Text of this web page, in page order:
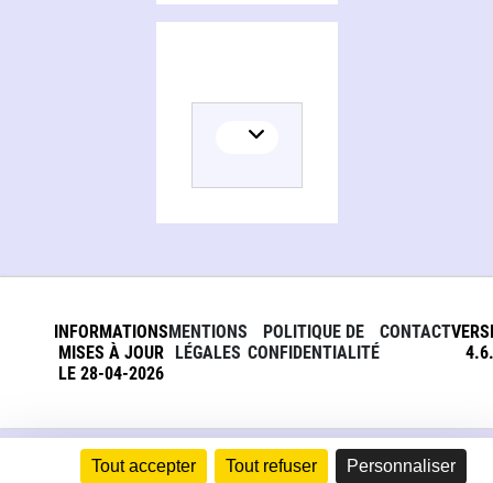
Tout accepter Tout refuser Personnaliser
INFORMATIONS
MISES À JOUR
LE 28-04-2026
MENTIONS
LÉGALES
POLITIQUE DE
CONFIDENTIALITÉ
CONTACT